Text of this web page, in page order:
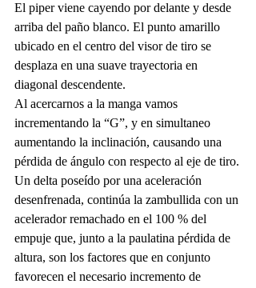
El piper viene cayendo por delante y desde
arriba del paño blanco. El punto amarillo
ubicado en el centro del visor de tiro se
desplaza en una suave trayectoria en
diagonal descendente.
Al acercarnos a la manga vamos
incrementando la “G”, y en simultaneo
aumentando la inclinación, causando una
pérdida de ángulo con respecto al eje de tiro.
Un delta poseído por una aceleración
desenfrenada, continúa la zambullida con un
acelerador remachado en el 100 % del
empuje que, junto a la paulatina pérdida de
altura, son los factores que en conjunto
favorecen el necesario incremento de